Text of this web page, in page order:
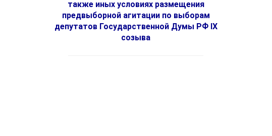
также иных условиях размещения
предвыборной агитации по выборам
депутатов Государственной Думы РФ IX
созыва